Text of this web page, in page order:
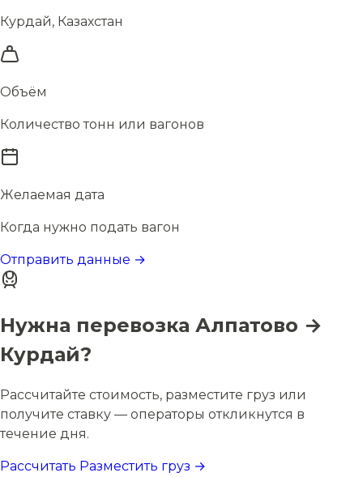
Курдай, Казахстан
Объём
Количество тонн или вагонов
Желаемая дата
Когда нужно подать вагон
Отправить данные →
Нужна перевозка Алпатово →
Курдай?
Рассчитайте стоимость, разместите груз или
получите ставку — операторы откликнутся в
течение дня.
Рассчитать Разместить груз →